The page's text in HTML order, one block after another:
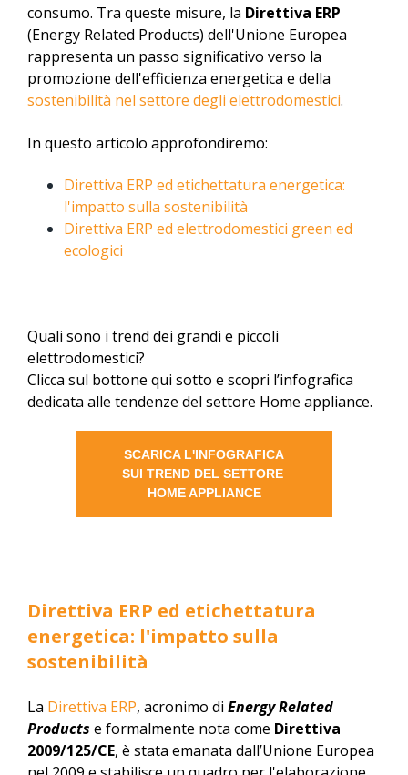
consumo. Tra queste misure, la Direttiva ERP
(Energy Related Products) dell'Unione Europea
rappresenta un passo significativo verso la
promozione dell'efficienza energetica e della
sostenibilità nel settore degli elettrodomestici.
In questo articolo approfondiremo:
Direttiva ERP ed etichettatura energetica:
l'impatto sulla sostenibilità
Direttiva ERP ed elettrodomestici green ed
ecologici
Quali sono i trend dei grandi e piccoli
elettrodomestici?
Clicca sul bottone qui sotto e scopri l’infografica
dedicata alle tendenze del settore Home appliance.
SCARICA L'INFOGRAFICA
SUI TREND DEL SETTORE
HOME APPLIANCE
Direttiva ERP ed etichettatura
energetica: l'impatto sulla
sostenibilità
La Direttiva ERP, acronimo di Energy Related
Products e formalmente nota come Direttiva
2009/125/CE, è stata emanata dall’Unione Europea